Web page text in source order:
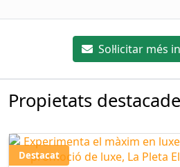
Sol·licitar més
Propietats
Destacat